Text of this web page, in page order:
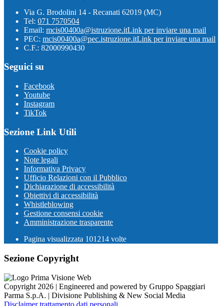
Via G. Brodolini 14 - Recanati 62019 (MC)
Tel: 071 7570504
Email: mcis00400a@istruzione.itLink per inviare una mail
PEC: mcis00400a@pec.istruzione.itLink per inviare una mail
C.F.: 82000990430
Seguici su
Facebook
Youtube
Instagram
TikTok
Sezione Link Utili
Cookie policy
Note legali
Informativa Privacy
Ufficio Relazioni con il Pubblico
Dichiarazione di accessibilità
Obiettivi di accessibilità
Whistleblowing
Gestione consensi cookie
Amministrazione trasparente
Pagina visualizzata 101214 volte
Sezione Copyright
Copyright 2026 | Engineered and powered by Gruppo Spaggiari
Parma S.p.A. | Divisione Publishing & New Social Media
Disclaimer trattamento dati personali